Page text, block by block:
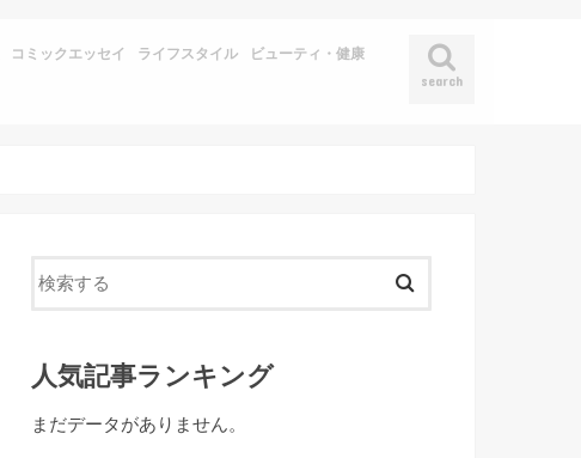
search
コミックエッセイ ライフスタイル ビューティ・健康
人気記事ランキング
まだデータがありません。